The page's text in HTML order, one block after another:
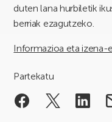
duten lana hurbiletik
berriak ezagutzeko.
Informazioa eta izena-
Partekatu